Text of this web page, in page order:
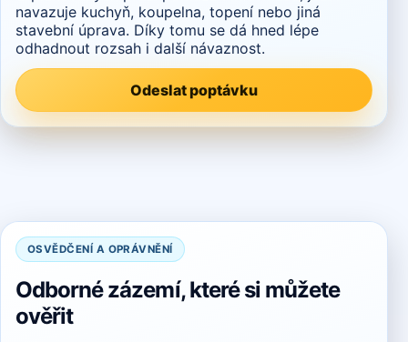
navazuje kuchyň, koupelna, topení nebo jiná
stavební úprava. Díky tomu se dá hned lépe
odhadnout rozsah i další návaznost.
Odeslat poptávku
OSVĚDČENÍ A OPRÁVNĚNÍ
Odborné zázemí, které si můžete
ověřit